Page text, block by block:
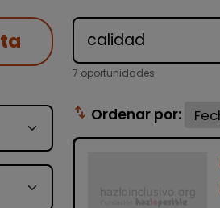
7 oportunidades
swap_vert Ordenar por: